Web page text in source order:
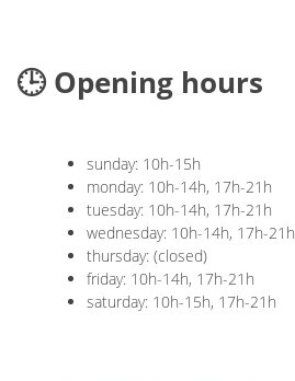
🕒 Opening hours
sunday: 10h-15h
monday: 10h-14h, 17h-21h
tuesday: 10h-14h, 17h-21h
wednesday: 10h-14h, 17h-21h
thursday: (closed)
friday: 10h-14h, 17h-21h
saturday: 10h-15h, 17h-21h